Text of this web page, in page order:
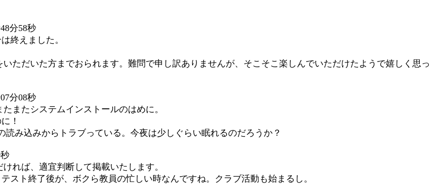
分58秒
終えました。
ただいた方までおられます。難問で申し訳ありませんが、そこそこ楽しんでいただけたようで嬉しく思っ
分08秒
またシステムインストールのはめに。
！
み込みからトラブっている。今夜は少しぐらい眠れるのだろうか？
れば、適宜判断して掲載いたします。
ト終了後が、ボクら教員の忙しい時なんですね。クラブ活動も始まるし。